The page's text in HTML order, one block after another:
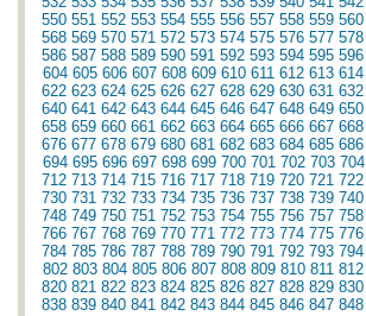
550 551 552 553 554 555 556 557 558 559 560
568 569 570 571 572 573 574 575 576 577 578
586 587 588 589 590 591 592 593 594 595 596
604 605 606 607 608 609 610 611 612 613 614
622 623 624 625 626 627 628 629 630 631 632
640 641 642 643 644 645 646 647 648 649 650
658 659 660 661 662 663 664 665 666 667 668
676 677 678 679 680 681 682 683 684 685 686
694 695 696 697 698 699 700 701 702 703 704
712 713 714 715 716 717 718 719 720 721 722
730 731 732 733 734 735 736 737 738 739 740
748 749 750 751 752 753 754 755 756 757 758
766 767 768 769 770 771 772 773 774 775 776
784 785 786 787 788 789 790 791 792 793 794
802 803 804 805 806 807 808 809 810 811 812
820 821 822 823 824 825 826 827 828 829 830
838 839 840 841 842 843 844 845 846 847 848